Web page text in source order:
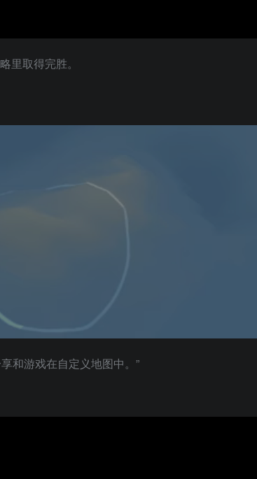
里取得完胜。
和游戏在自定义地图中。”